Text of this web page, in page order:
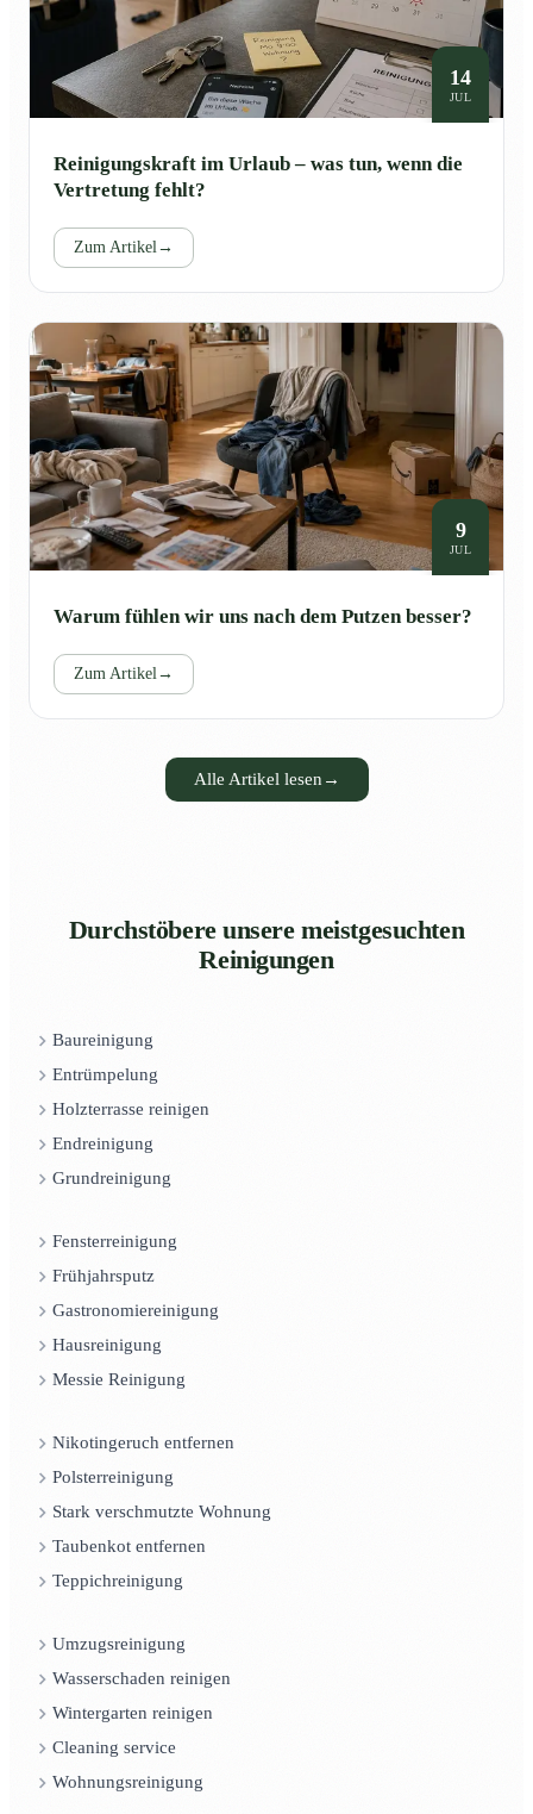
14
JUL
Reinigungskraft im Urlaub – was tun, wenn die
Vertretung fehlt?
Zum Artikel→
9
JUL
Warum fühlen wir uns nach dem Putzen besser?
Zum Artikel→
Alle Artikel lesen →
Durchstöbere unsere meistgesuchten
Reinigungen
Baureinigung
Entrümpelung
Holzterrasse reinigen
Endreinigung
Grundreinigung
Fensterreinigung
Frühjahrsputz
Gastronomiereinigung
Hausreinigung
Messie Reinigung
Nikotingeruch entfernen
Polsterreinigung
Stark verschmutzte Wohnung
Taubenkot entfernen
Teppichreinigung
Umzugsreinigung
Wasserschaden reinigen
Wintergarten reinigen
Cleaning service
Wohnungsreinigung